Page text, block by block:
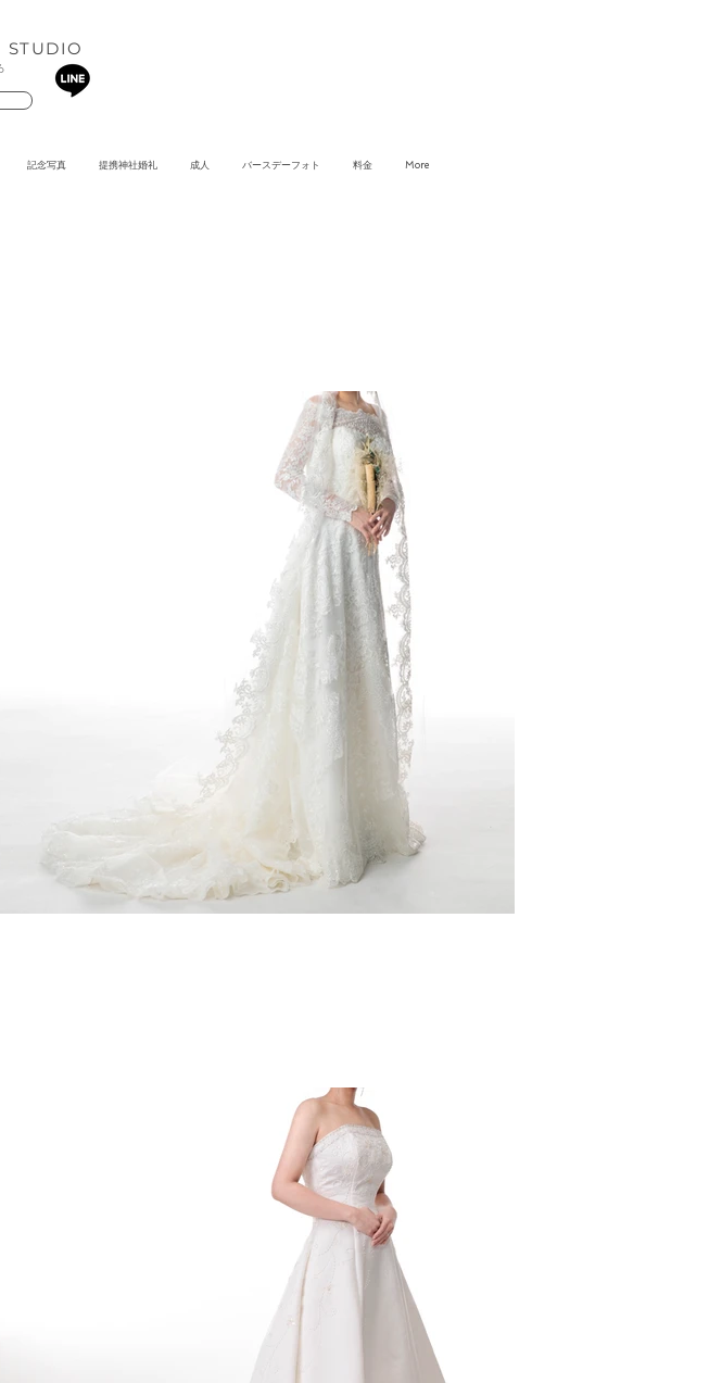
記念写真 提携神社婚礼 成人 バースデーフォト 料金 More